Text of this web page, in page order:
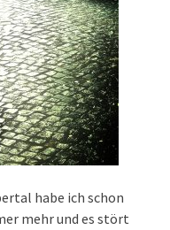
habe ich schon
mehr und es stört